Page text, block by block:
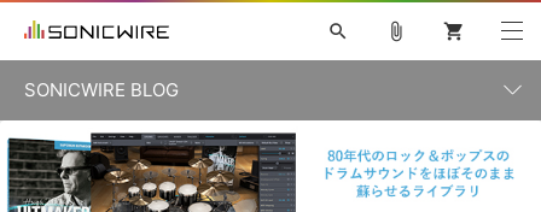
ソフト音源 »
search
初音ミク V4X 鏡音リン・レン V4X
巡音ルカ V4X
ボーカル抜き出し
MEIKO V3 KAITO V3
MASSIVE
attach_file shopping_cart
SONICWIRE BLOG
カテゴリ一覧